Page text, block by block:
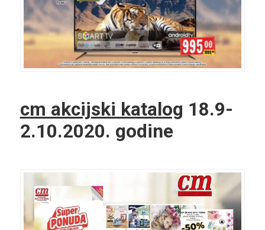
cm akcijski katalog 18.9-
2.10.2020. godine